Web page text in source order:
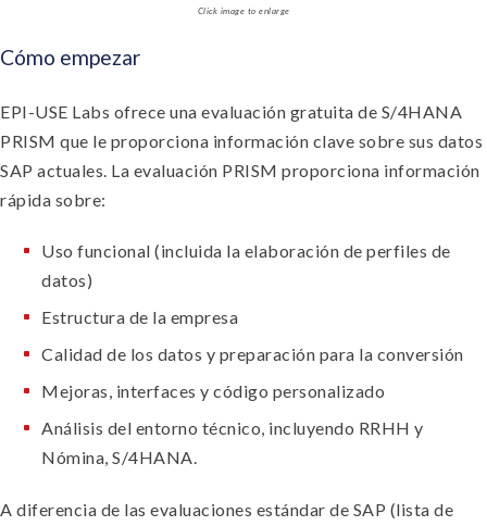
Click image to enlarge
Cómo empezar
EPI-USE Labs ofrece una evaluación gratuita de S/4HANA
PRISM que le proporciona información clave sobre sus datos
SAP actuales. La evaluación PRISM proporciona información
rápida sobre:
Uso funcional (incluida la elaboración de perfiles de
datos)
Estructura de la empresa
Calidad de los datos y preparación para la conversión
Mejoras, interfaces y código personalizado
Análisis del entorno técnico, incluyendo RRHH y
Nómina, S/4HANA.
A diferencia de las evaluaciones estándar de SAP (lista de